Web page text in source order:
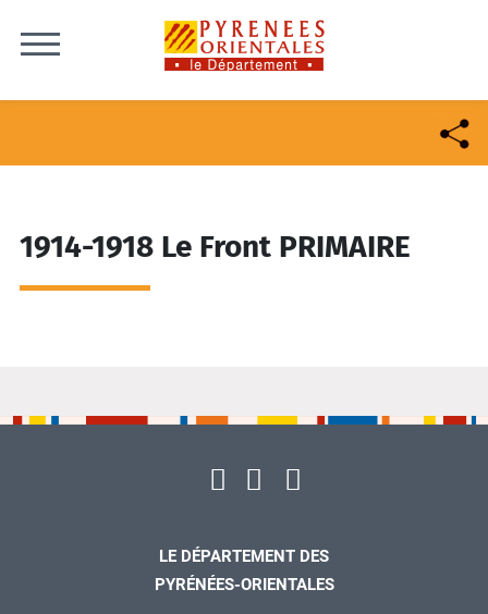
1914-1918 Le Front PRIMAIRE
LE DÉPARTEMENT DES
PYRÉNÉES-ORIENTALES